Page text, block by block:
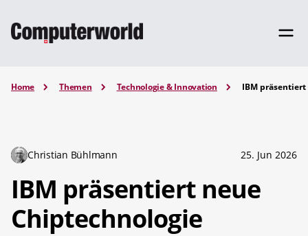
Home Themen Technologie & Innovation IBM
Christian Bühlmann 25. Jun 2026
IBM präsentiert neue
Chiptechnologie